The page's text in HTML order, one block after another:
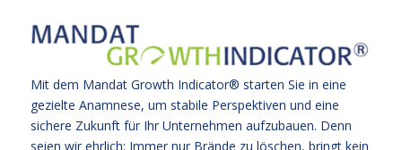
Mit dem Mandat Growth Indicator® starten Sie in eine
gezielte Anamnese, um stabile Perspektiven und eine
sichere Zukunft für Ihr Unternehmen aufzubauen. Denn
seien wir ehrlich: Immer nur Brände zu löschen, bringt kein